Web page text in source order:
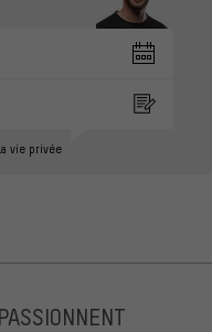
vie privée